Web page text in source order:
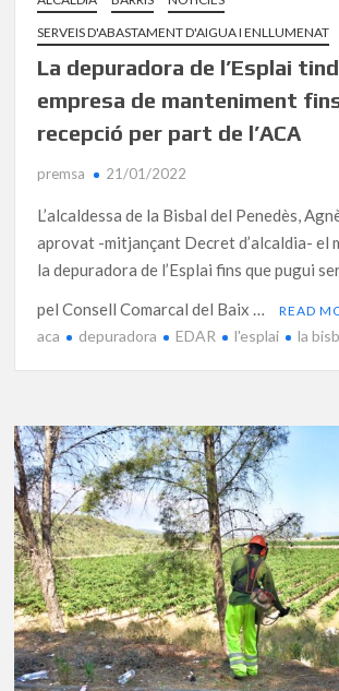
SERVEIS D'ABASTAMENT D'AIGUA I ENLLUMENAT
La depuradora de l’Esplai
empresa de manteniment
recepció per part de l’ACA
premsa 21/01/2022
L’alcaldessa de la Bisbal del Penedès,
aprovat -mitjançant Decret d’alcaldia- el
la depuradora de l’Esplai fins que pugui
pel Consell Comarcal del Baix …
READ
aca depuradora EDAR l'esplai la